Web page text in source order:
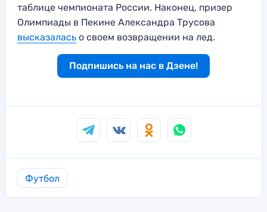
таблице чемпионата России. Наконец, призер
Олимпиады в Пекине Александра Трусова
высказалась о своем возвращении на лед.
Подпишись на нас в Дзене!
Футбол